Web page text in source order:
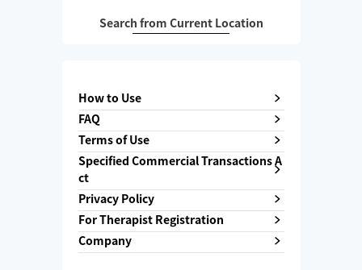
Search from Current Location
How to Use
FAQ
Terms of Use
Specified Commercial Transactions A
ct
Privacy Policy
For Therapist Registration
Company